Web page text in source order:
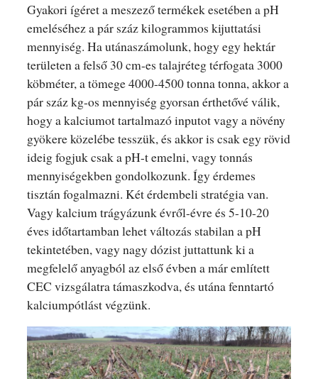
Gyakori ígéret a meszező termékek esetében a pH
emeléséhez a pár száz kilogrammos kijuttatási
mennyiség. Ha utánaszámolunk, hogy egy hektár
területen a felső 30 cm-es talajréteg térfogata 3000
köbméter, a tömege 4000-4500 tonna tonna, akkor a
pár száz kg-os mennyiség gyorsan érthetővé válik,
hogy a kalciumot tartalmazó inputot vagy a növény
gyökere közelébe tesszük, és akkor is csak egy rövid
ideig fogjuk csak a pH-t emelni, vagy tonnás
mennyiségekben gondolkozunk. Így érdemes
tisztán fogalmazni. Két érdembeli stratégia van.
Vagy kalcium trágyázunk évről-évre és 5-10-20
éves időtartamban lehet változás stabilan a pH
tekintetében, vagy nagy dózist juttattunk ki a
megfelelő anyagból az első évben a már említett
CEC vizsgálatra támaszkodva, és utána fenntartó
kalciumpótlást végzünk.